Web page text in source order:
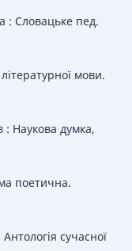
: Словацьке пед.
мови.
: Наукова думка,
поетична.
сучасної